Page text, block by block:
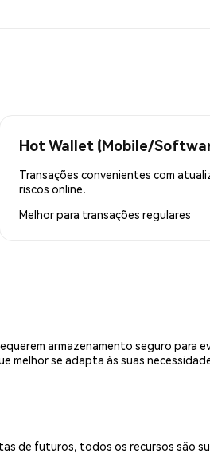
Hot Wallet (Mobile/
Transações convenientes com
riscos online.
Melhor para transações regulares
armazenamento seguro para
melhor se adapta às suas
de futuros, todos os recursos são